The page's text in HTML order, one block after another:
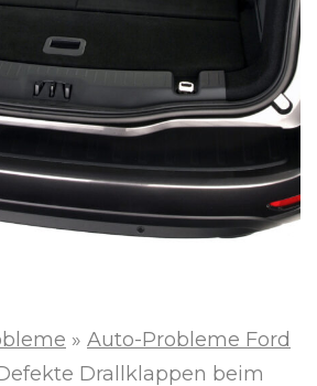
» Auto-Probleme Ford
Drallklappen beim